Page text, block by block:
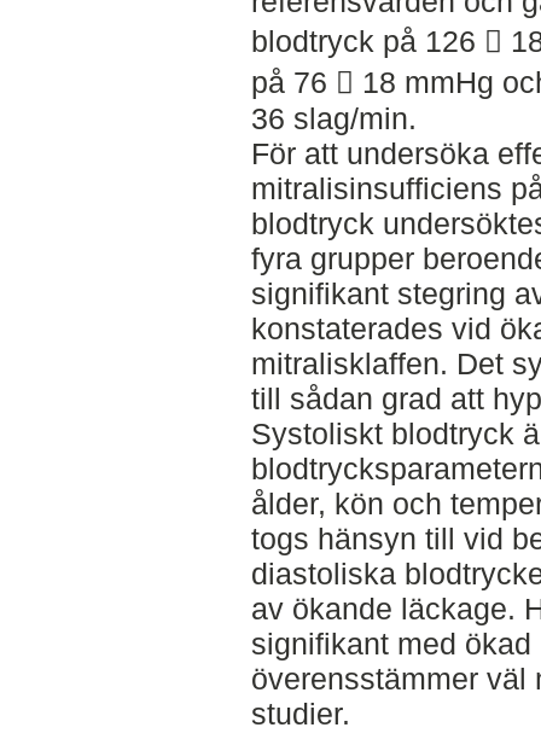
blodtryck på 126 
på 76  18 mmHg
36 slag/min.
För att undersöka
mitralisinsufficiens
blodtryck
fyra grupper
signifikant stegring
konstaterades vid
mitralisklaffen. Det
till sådan grad att
Systoliskt blodtryck
ålder, kön och
togs hänsyn till vid
diastoliska
av ökande läckage.
signifikant med
överensstämmer väl
studier.